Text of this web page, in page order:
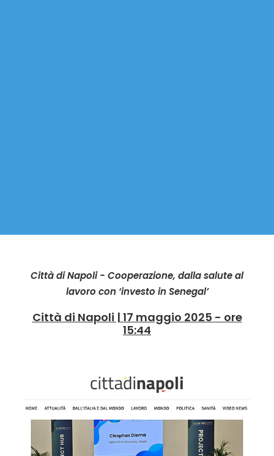
Città di Napoli - Cooperazione, dalla salute al
lavoro con ‘investo in Senegal’
Città di Napoli | 17 maggio 2025 - ore
15:44